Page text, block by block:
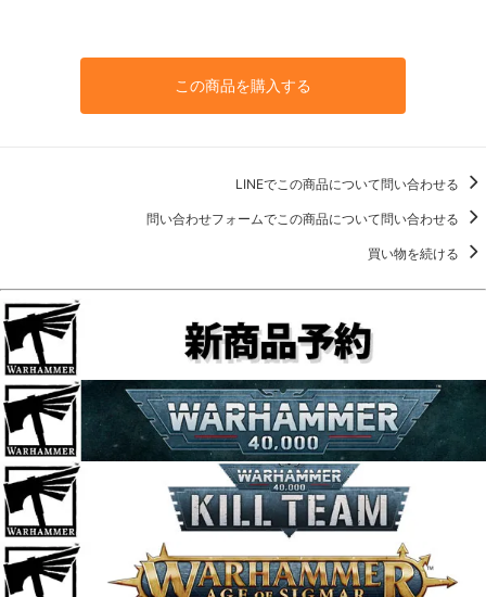
この商品を購入する
LINEでこの商品について問い合わせる
問い合わせフォームでこの商品について問い合わせる
買い物を続ける